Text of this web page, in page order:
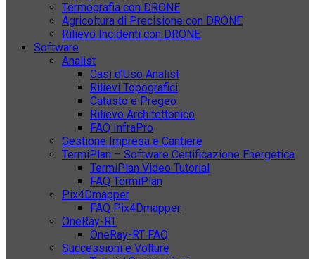
Termografia con DRONE
Agricoltura di Precisione con DRONE
Rilievo Incidenti con DRONE
Software
Analist
Casi d’Uso Analist
Rilievi Topografici
Catasto e Pregeo
Rilievo Architettonico
FAQ InfraPro
Gestione Impresa e Cantiere
TermiPlan – Software Certificazione Energetica
TermiPlan Video Tutorial
FAQ TermiPlan
Pix4Dmapper
FAQ Pix4Dmapper
OneRay-RT
OneRay-RT FAQ
Successioni e Volture